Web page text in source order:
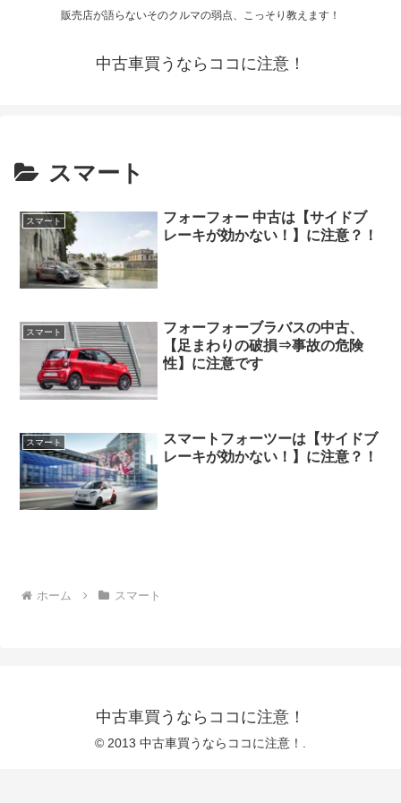
販売店が語らないそのクルマの弱点、こっそり教えます！
中古車買うならココに注意！
スマート
スマート
フォーフォー 中古は【サイドブ
レーキが効かない！】に注意？！
スマート
フォーフォーブラバスの中古、
【足まわりの破損⇒事故の危険
性】に注意です
スマート
スマートフォーツーは【サイドブ
レーキが効かない！】に注意？！
ホーム スマート
中古車買うならココに注意！
© 2013 中古車買うならココに注意！.